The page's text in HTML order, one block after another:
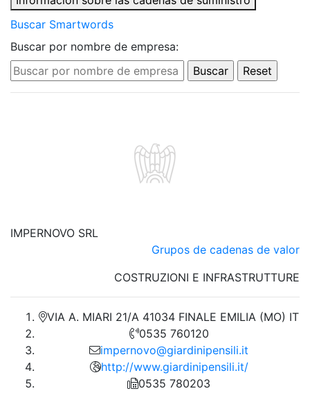
Buscar Smartwords
Buscar por nombre de empresa:
IMPERNOVO SRL
Grupos de cadenas de valor
COSTRUZIONI E INFRASTRUTTURE
VIA A. MIARI 21/A 41034 FINALE EMILIA (MO) IT
0535 760120
impernovo@giardinipensili.it
http://www.giardinipensili.it/
0535 780203